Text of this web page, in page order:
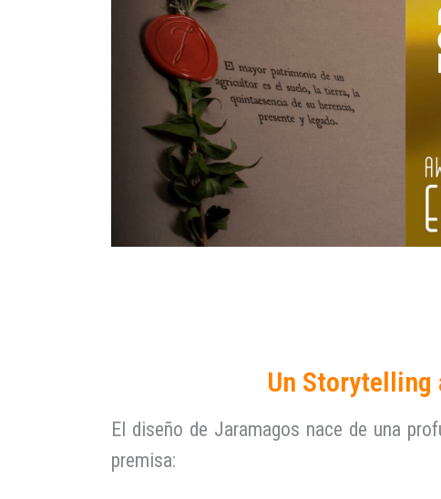
Un Storytelling
El diseño de Jaramagos nace de una
premisa: